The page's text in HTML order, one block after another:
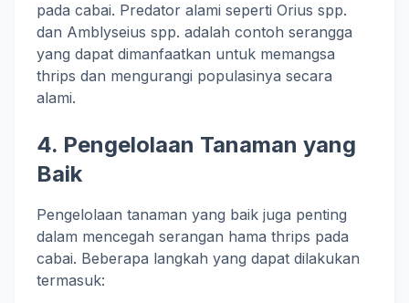
pada cabai. Predator alami seperti Orius spp.
dan Amblyseius spp. adalah contoh serangga
yang dapat dimanfaatkan untuk memangsa
thrips dan mengurangi populasinya secara
alami.
4. Pengelolaan Tanaman yang
Baik
Pengelolaan tanaman yang baik juga penting
dalam mencegah serangan hama thrips pada
cabai. Beberapa langkah yang dapat dilakukan
termasuk: